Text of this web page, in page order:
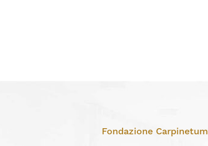
Fondazione Carpinetum